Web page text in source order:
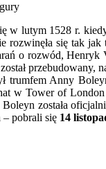
w lutym 1528 r.
rozwinęła się tak
o rozwód, Henryk
trumfem Anny
w Tower of
została
– pobrali się 14